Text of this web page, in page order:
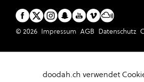
© 2026 Impressum AGB Datenschutz
doodah.ch verwendet